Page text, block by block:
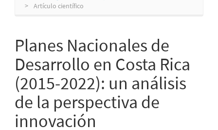
Artículo científico
Planes Nacionales de
Desarrollo en Costa Rica
(2015-2022): un análisis
de la perspectiva de
innovación